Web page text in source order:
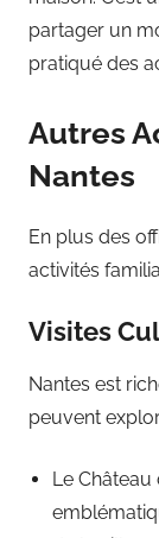
partager un
pratiqué des
Autres
Nantes
En plus des
activités
Visites
Nantes est
peuvent
Le